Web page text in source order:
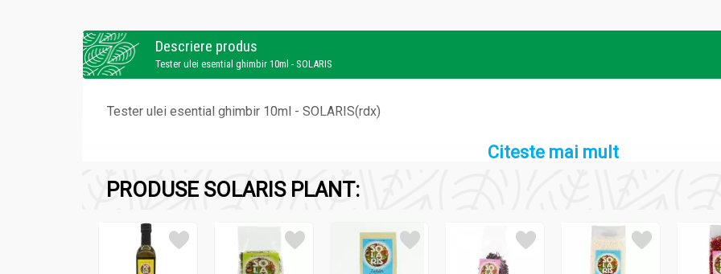
Descriere produs
Tester ulei esential ghimbir 10ml - SOLARIS
Tester ulei esential ghimbir 10ml - SOLARIS(rdx)
Citeste mai mult
PRODUSE SOLARIS PLANT: